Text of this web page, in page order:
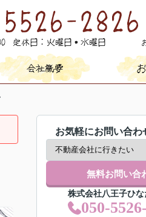
お気軽にお問い合わ
無料お問い合
株式会社八王子ひ
050-